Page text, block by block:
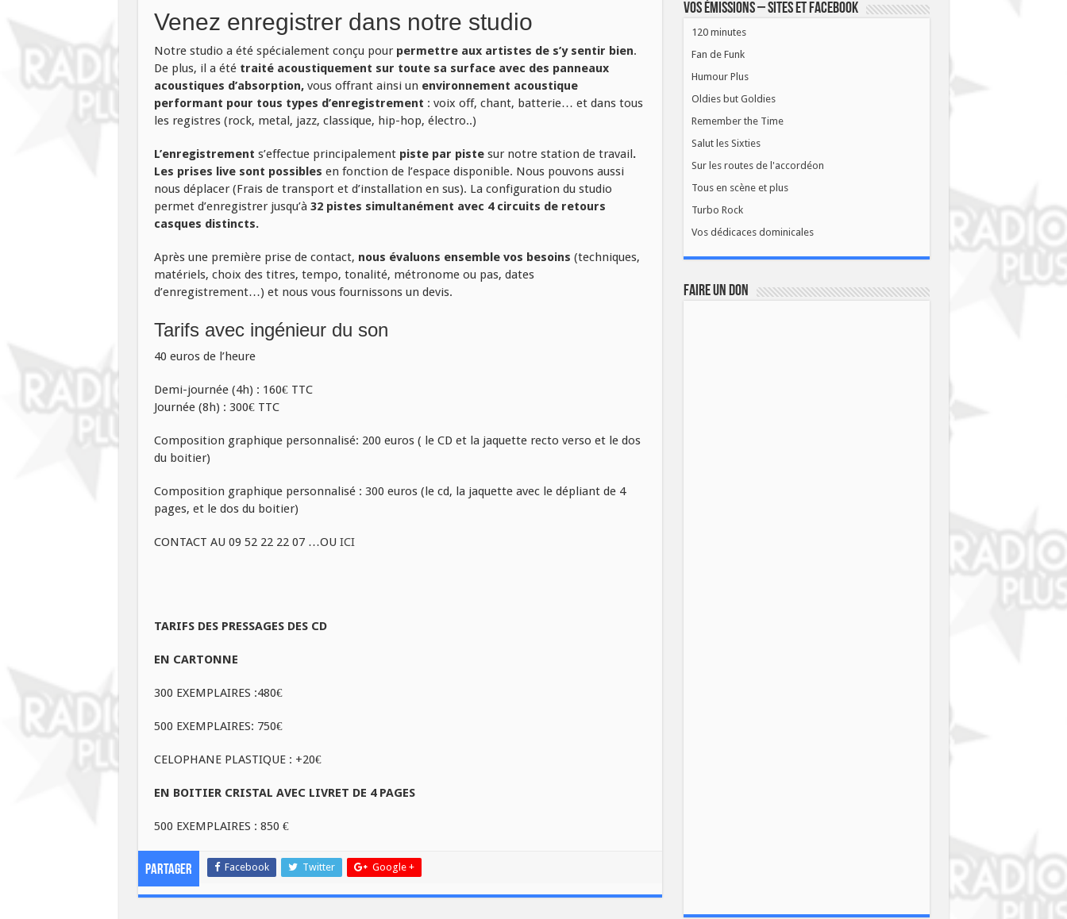
Venez enregistrer dans notre studio
Notre studio a été spécialement conçu pour permettre aux artistes de s’y sentir bien.
De plus, il a ététraité acoustiquement sur toute sa surface avec des panneaux
acoustiques d’absorption, vous offrant ainsi un environnement acoustique
performant pour tous types d’enregistrement : voix off, chant, batterie… et dans tous
les registres (rock, metal, jazz, classique, hip-hop, électro..)
L’enregistrement s’effectue principalement piste par pistesur notre station de travail.
Les prises live sont possibles en fonction de l’espace disponible. Nous pouvons aussi
nous déplacer (Frais de transport et d’installation en sus). La configuration du studio
permet d’enregistrer jusqu’à 32 pistes simultanément avec 4 circuits de retours
casques distincts.
Après une première prise de contact, nous évaluons ensemble vos besoins (techniques,
matériels, choix des titres, tempo, tonalité, métronome ou pas, dates
d’enregistrement…) et nous vous fournissons un devis.
Tarifs avec ingénieur du son
40 euros de l’heure
Demi-journée (4h) : 160€ TTC
Journée (8h) : 300€ TTC
Composition graphique personnalisé: 200 euros ( le CD et la jaquette recto verso et le dos
du boitier)
Composition graphique personnalisé : 300 euros (le cd, la jaquette avec le dépliant de 4
pages, et le dos du boitier)
CONTACT AU 09 52 22 22 07 …OU ICI
TARIFS DES PRESSAGES DES CD
EN CARTONNE
300 EXEMPLAIRES :480€
500 EXEMPLAIRES: 750€
CELOPHANE PLASTIQUE : +20€
EN BOITIER CRISTAL AVEC LIVRET DE 4 PAGES
500 EXEMPLAIRES : 850 €
Partager Facebook Twitter Google +
Vos émissions – Sites et Facebook
120 minutes
Fan de Funk
Humour Plus
Oldies but Goldies
Remember the Time
Salut les Sixties
Sur les routes de l'accordéon
Tous en scène et plus
Turbo Rock
Vos dédicaces dominicales
FAIRE UN DON